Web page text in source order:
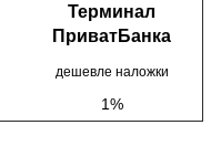
Терминал
ПриватБанка
дешевле наложки
1%